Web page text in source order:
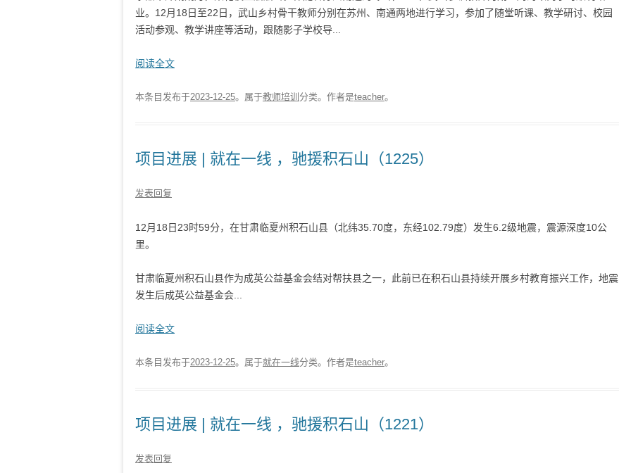
业。12月18日至22日，武山乡村骨干教师分别在苏州、南通两地进行学习，参加了随堂听课、教学研讨、校园
活动参观、教学讲座等活动，跟随影子学校导...
阅读全文
本条目发布于2023-12-25。属于教师培训 分类。 作者是teacher。
项目进展 | 就在一线 ，驰援积石山（1225）
发表回复
12月18日23时59分，在甘肃临夏州积石山县（北纬35.70度，东经102.79度）发生6.2级地震，震源深度10公
里。
甘肃临夏州积石山县作为成英公益基金会结对帮扶县之一，此前已在积石山县持续开展乡村教育振兴工作，地震
发生后成英公益基金会...
阅读全文
本条目发布于2023-12-25。属于就在一线分类。 作者是teacher。
项目进展 | 就在一线 ，驰援积石山（1221）
发表回复